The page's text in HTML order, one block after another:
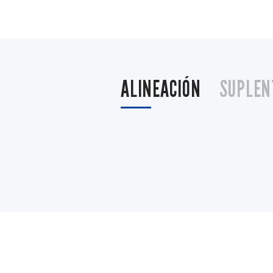
ALINEACIÓN